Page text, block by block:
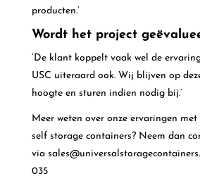
producten.’
Wordt het project
‘De klant koppelt vaak wel de
USC uiteraard ook. Wij blijven op
hoogte en sturen indien nodig bij.’
Meer weten over onze ervaringen
self storage containers? Neem dan
via
035